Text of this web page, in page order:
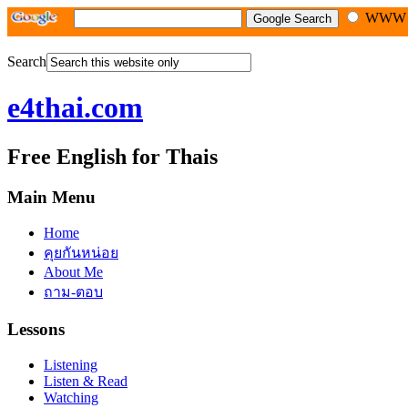
WWW
Search
e4thai.com
Free English for Thais
Main Menu
Home
คุยกันหน่อย
About Me
ถาม-ตอบ
Lessons
Listening
Listen & Read
Watching